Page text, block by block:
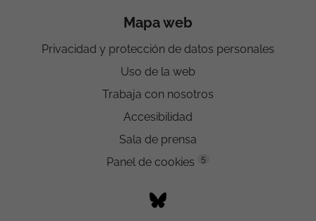
Mapa web
Privacidad y protección de datos personales
Uso de la web
Trabaja con nosotros
Accesibilidad
Sala de prensa
Panel de cookies
5